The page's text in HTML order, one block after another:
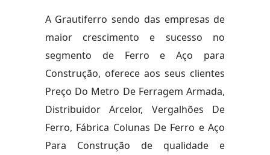
A Grautiferro sendo das empresas de
maior crescimento e sucesso no
segmento de Ferro e Aço para
Construção, oferece aos seus clientes
Preço Do Metro De Ferragem Armada,
Distribuidor Arcelor, Vergalhões De
Ferro, Fábrica Colunas De Ferro e Aço
Para Construção de qualidade e